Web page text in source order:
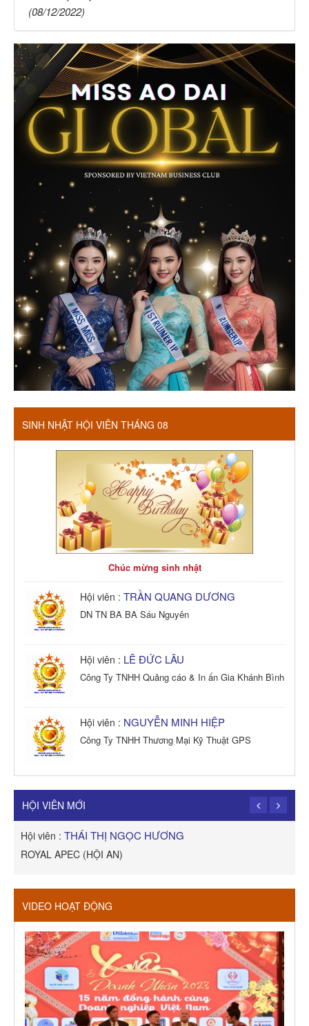
(08/12/2022)
SINH NHẬT HỘI VIÊN THÁNG 08
Chúc mừng sinh nhật
Hội viên : TRẦN QUANG DƯƠNG
DN TN BA BA Sáu Nguyên
Hội viên : LÊ ĐỨC LÂU
Công Ty TNHH Quảng cáo & In ấn Gia Khánh Bình
Hội viên : NGUYỄN MINH HIỆP
Công Ty TNHH Thương Mại Kỹ Thuật GPS
Công Ty TNHH Dịch vụ Cuộc Sống Hạnh Phúc
HỘI VIÊN MỚI
Hội viên : THÁI THỊ NGỌC HƯƠNG
ROYAL APEC (HỘI AN)
VIDEO HOẠT ĐỘNG